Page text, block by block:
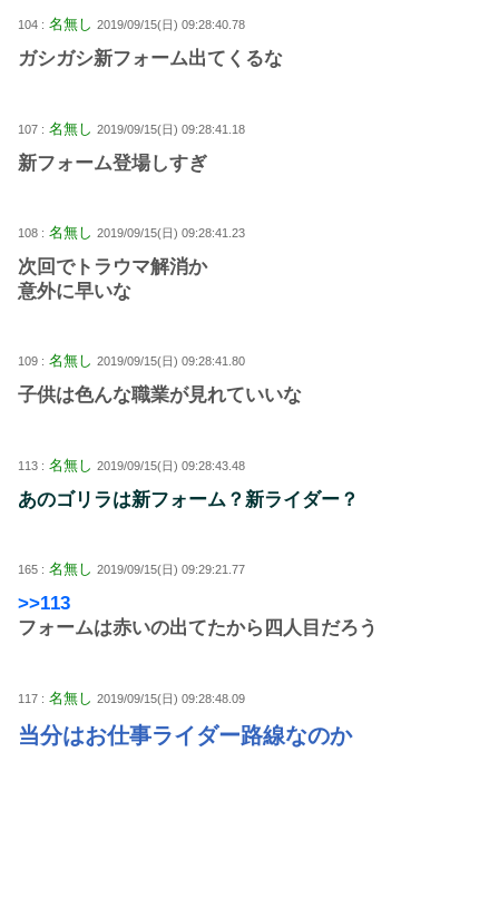
104 : 名無し 2019/09/15(日) 09:28:40.78
ガシガシ新フォーム出てくるな
107 : 名無し 2019/09/15(日) 09:28:41.18
新フォーム登場しすぎ
108 : 名無し 2019/09/15(日) 09:28:41.23
次回でトラウマ解消か
意外に早いな
109 : 名無し 2019/09/15(日) 09:28:41.80
子供は色んな職業が見れていいな
113 : 名無し 2019/09/15(日) 09:28:43.48
あのゴリラは新フォーム？新ライダー？
165 : 名無し 2019/09/15(日) 09:29:21.77
>>113
フォームは赤いの出てたから四人目だろう
117 : 名無し 2019/09/15(日) 09:28:48.09
当分はお仕事ライダー路線なのか